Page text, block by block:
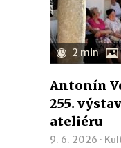
2 min
Antonín
255.
ateliéru
9. 6. 2026 ·